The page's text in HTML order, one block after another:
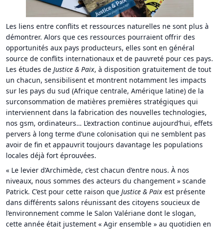
Les liens entre conflits et ressources naturelles ne sont plus à
démontrer. Alors que ces ressources pourraient offrir des
opportunités aux pays producteurs, elles sont en général
source de conflits internationaux et de pauvreté pour ces pays.
Les études de Justice & Paix, à disposition gratuitement de tout
un chacun, sensibilisent et montrent notamment les impacts
sur les pays du sud (Afrique centrale, Amérique latine) de la
surconsommation de matières premières stratégiques qui
interviennent dans la fabrication des nouvelles technologies,
nos gsm, ordinateurs… L’extraction continue aujourd’hui, effets
pervers à long terme d’une colonisation qui ne semblent pas
avoir de fin et appauvrit toujours davantage les populations
locales déjà fort éprouvées.
« Le levier d’Archimède, c’est chacun d’entre nous. À nos
niveaux, nous sommes des acteurs du changement » scande
Patrick. C’est pour cette raison que Justice & Paix est présente
dans différents salons réunissant des citoyens soucieux de
l’environnement comme le Salon Valériane dont le slogan,
cette année était justement « Agir ensemble » au quotidien en